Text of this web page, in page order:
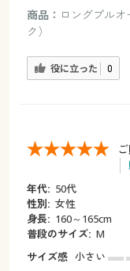
商品： ロングプル
ク）
役に立った 0
年代: 50代
性別: 女性
身長: 160～165cm
普段のサイズ: М
サイズ感 小さい